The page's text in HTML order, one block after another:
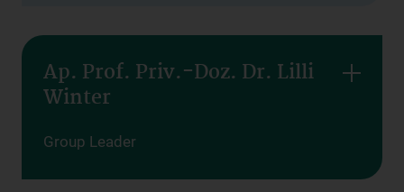
Ap. Prof. Priv.-Doz. Dr. Lilli
Winter
Group Leader